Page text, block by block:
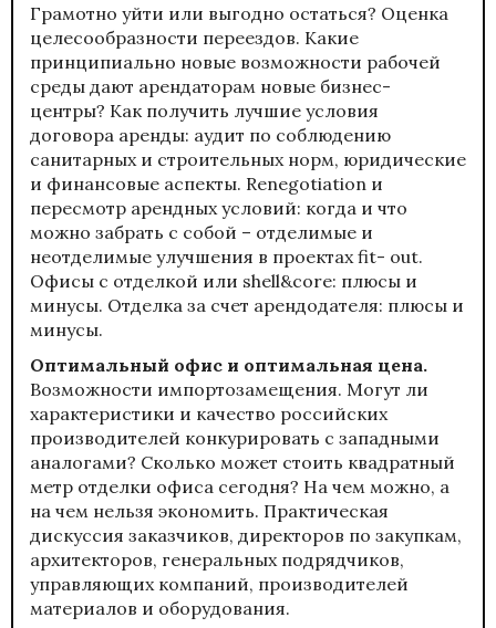
Грамотно уйти или выгодно остаться? Оценка
целесообразности переездов. Какие
принципиально новые возможности рабочей
среды дают арендаторам новые бизнес-
центры? Как получить лучшие условия
договора аренды: аудит по соблюдению
санитарных и строительных норм, юридические
и финансовые аспекты. Renegotiation и
пересмотр арендных условий: когда и что
можно забрать с собой – отделимые и
неотделимые улучшения в проектах fit- out.
Офисы с отделкой или shell&core: плюсы и
минусы. Отделка за счет арендодателя: плюсы и
минусы.
Оптимальный офис и оптимальная цена.
Возможности импортозамещения. Могут ли
характеристики и качество российских
производителей конкурировать с западными
аналогами? Сколько может стоить квадратный
метр отделки офиса сегодня? На чем можно, а
на чем нельзя экономить. Практическая
дискуссия заказчиков, директоров по закупкам,
архитекторов, генеральных подрядчиков,
управляющих компаний, производителей
материалов и оборудования.